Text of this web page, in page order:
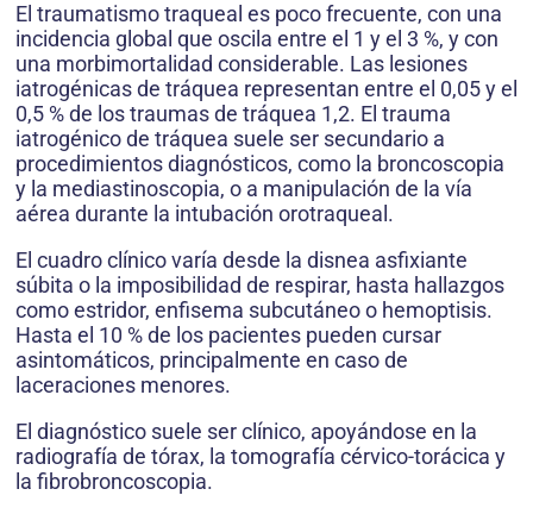
El traumatismo traqueal es poco frecuente, con una
incidencia global que oscila entre el 1 y el 3 %, y con
una morbimortalidad considerable. Las lesiones
iatrogénicas de tráquea representan entre el 0,05 y el
0,5 % de los traumas de trá­quea 1,2. El trauma
iatrogénico de tráquea suele ser secundario a
procedimientos diagnósticos, como la broncoscopia
y la mediastinoscopia, o a manipulación de la vía
aérea durante la intu­bación orotraqueal.
El cuadro clínico varía desde la disnea asfi­xiante
súbita o la imposibilidad de respirar, hasta hallazgos
como estridor, enfisema subcutáneo o hemoptisis.
Hasta el 10 % de los pacientes pueden cursar
asintomáticos, principalmente en caso de
laceraciones menores.
El diagnóstico suele ser clínico, apoyándose en la
radiografía de tórax, la tomografía cérvico-torácica y
la fibrobroncoscopia.